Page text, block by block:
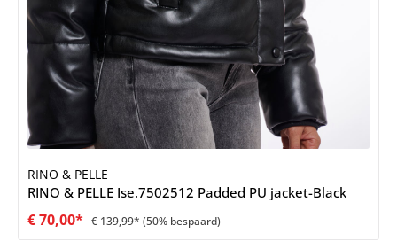
RINO & PELLE
RINO & PELLE Ise.7502512 Padded PU jacket-Black
€ 70,00* € 139,99*(50% bespaard)